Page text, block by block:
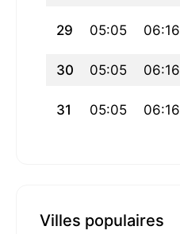
29 05:05 06:16
30 05:05 06:16
31 05:05 06:16
Villes populaires